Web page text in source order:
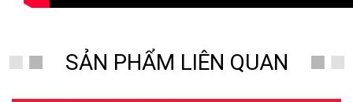
SẢN PHẨM LIÊN QUAN